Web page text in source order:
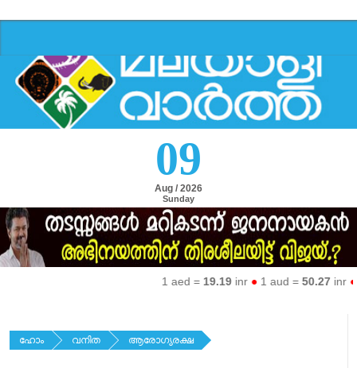
09
Aug / 2026
Sunday
1 aed =19.19inr ●1 aud =50.27inr ●1
ഹോം വനിത ആരോഗ്യരക്ഷ